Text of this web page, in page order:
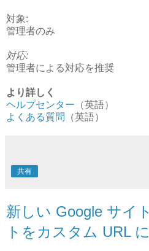
対象:
管理者のみ
対応:
管理者による対応を推奨
より詳しく
ヘルプセンター （英語）
よくある質問
（英語）
共有
新しい Google サイ
トをカスタム URL